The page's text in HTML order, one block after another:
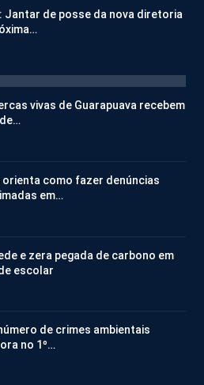
Jantar de posse da nova diretoria
vivas de Guarapuava recebem
como fazer denúncias
em…
e zera pegada de carbono em
escolar
de crimes ambientais
no 1º…